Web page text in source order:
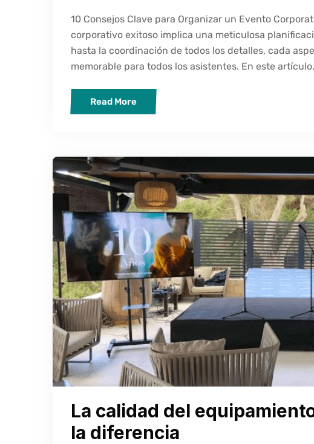
10 Consejos Clave para Organizar un Evento
corporativo exitoso implica una meticulosa
hasta la coordinación de todos los detalles, cada
memorable para todos los asistentes. En este
Read More
La calidad del
la diferencia